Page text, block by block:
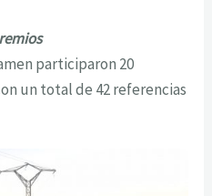
participaron 20
un total de 42 referencias